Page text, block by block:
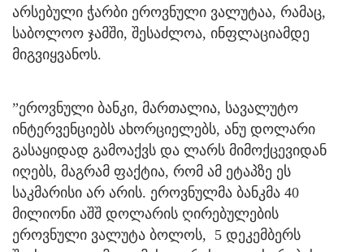
არსებული ჭარბი ეროვნული ვალუტაა, რამაც,
საბოლოო ჯამში, შესაძლოა, ინფლაციამდე
მიგვიყვანოს.
”ეროვნული ბანკი, მართალია, სავალუტო
ინტერვენციებს ახორციელებს, ანუ დოლარი
გასაყიდად გამოაქვს და ლარს მიმოქცევიდან
იღებს, მაგრამ ფაქტია, რომ ამ ეტაპზე ეს
საკმარისი არ არის. ეროვნულმა ბანკმა 40
მილიონი აშშ დოლარის ღირებულების
ეროვნული ვალუტა ბოლოს, 5 დეკემბერს